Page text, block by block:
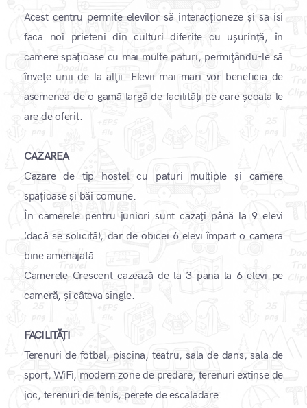
Acest centru permite elevilor să interacționeze și sa isi
faca noi prieteni din culturi diferite cu ușurință, în
camere spațioase cu mai multe paturi, permiţându-le să
înveţe unii de la alţii. Elevii mai mari vor beneficia de
asemenea de o gamă largă de facilități pe care școala le
are de oferit.
CAZAREA
Cazare de tip hostel cu paturi multiple și camere
spațioase și băi comune.
În camerele pentru juniori sunt cazați până la 9 elevi
(dacă se solicită), dar de obicei 6 elevi împart o camera
bine amenajată.
Camerele Crescent cazează de la 3 pana la 6 elevi pe
cameră, și câteva single.
FACILITĂȚI
Terenuri de fotbal, piscina, teatru, sala de dans, sala de
sport, WiFi, modern zone de predare, terenuri extinse de
joc, terenuri de tenis, perete de escaladare.